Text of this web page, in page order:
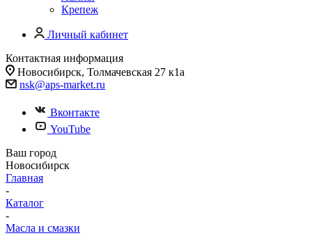
Крепеж
Личный кабинет
Контактная информация
Новосибирск, Толмачевская 27 к1а
nsk@aps-market.ru
Вконтакте
YouTube
Ваш город
Новосибирск
Главная
-
Каталог
-
Масла и смазки